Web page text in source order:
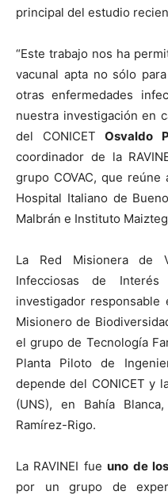
principal del estudio
“Este trabajo nos ha
vacunal apta no sólo
otras enfermedades
nuestra investigación en
del CONICETOsvaldo
coordinador de la
grupo COVAC, que
Hospital Italiano de
Malbrán e Instituto
La Red Misionera de
Infecciosas de Interés
investigador
Misionero de
el grupo de Tecnología
Planta Piloto de
depende del CONICET y
(UNS), en Bahía
Ramírez-Rigo.
La RAVINEI fueuno de
por un grupo de